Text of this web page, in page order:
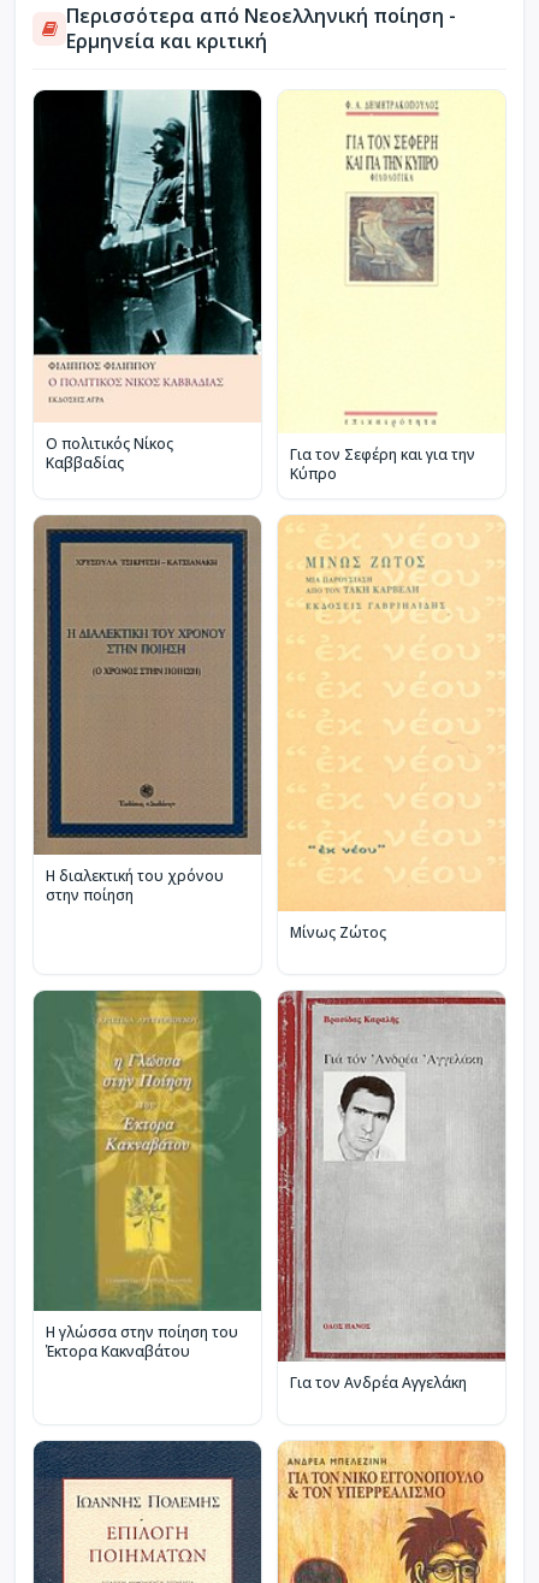
Περισσότερα από Νεοελληνική ποίηση -
Ερμηνεία και κριτική
Ο πολιτικός Νίκος
Καββαδίας
Για τον Σεφέρη και για την
Κύπρο
Η διαλεκτική του χρόνου
στην ποίηση
Μίνως Ζώτος
Η γλώσσα στην ποίηση του
Έκτορα Κακναβάτου
Για τον Ανδρέα Αγγελάκη